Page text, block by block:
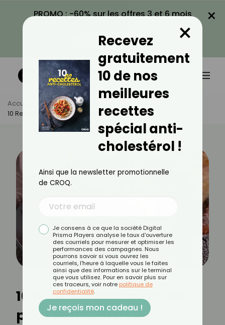
PROMO : -60% sur les offres 3 et 6 mois
VOIR LA PROMO
×
Accueil Actus
Recettes
10 Recettes Gourmandes Pour Mardi Gras 2025
10 recettes gourmandes
pour Mardi Gras 2025
Recevez
gratuitement
10 de nos
meilleures
recettes
spécial anti-
cholestérol !
×
Ainsi que la newsletter promotionnelle
de CROQ.
Je consens à ce que la société Digital
Prisma Players analyse le taux d'ouverture
des courriels pour mesurer et optimiser les
performances des campagnes. Nous
pourrons savoir si vous ouvrez les
courriels, l'heure à laquelle vous le faites
ainsi que des informations sur le terminal
que vous utilisez. Pour en savoir plus sur
ces traceurs, voir notre politique de
confidentialité.
Je reçois mon cadeau !